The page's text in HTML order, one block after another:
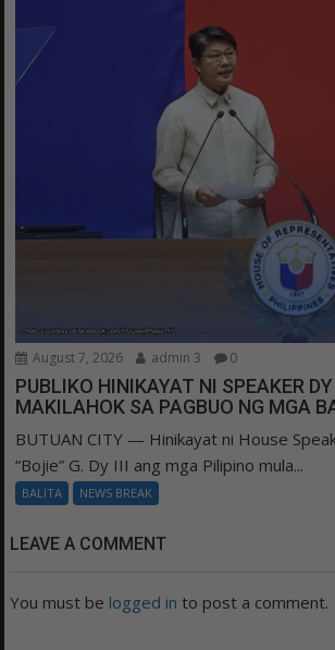
August 7, 2026 admin 3 0
PUBLIKO HINIKAYAT NI SPEAKER
MAKILAHOK SA PAGBUO NG MGA
BUTUAN CITY — Hinikayat ni House
“Bojie” G. Dy III ang mga Pilipino mula...
BALITA NEWS BREAK
LEAVE A COMMENT
You must be logged in to post a comment.